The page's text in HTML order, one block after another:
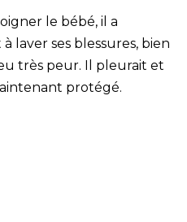
le bébé, il a
laver ses blessures, bien
très peur. Il pleurait et
protégé.